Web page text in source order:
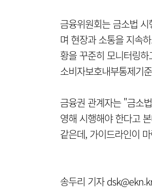
금융위원회는 금소법
며 현장과 소통을 지속
황을 꾸준히 모니터링
소비자보호내부통제기
금융권 관계자는 "금소
영해 시행해야 한다고
같은데, 가이드라인이
송두리 기자